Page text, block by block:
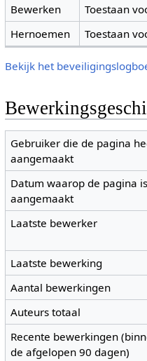
Bewerken
Toestaan
Hernoemen
Toestaan
Bekijk het
Gebruiker die de pagina
aangemaakt
Datum waarop de pagina is
aangemaakt
Laatste bewerker
Laatste bewerking
Aantal bewerkingen
Auteurs totaal
Recente bewerkingen
de afgelopen 90 dagen)